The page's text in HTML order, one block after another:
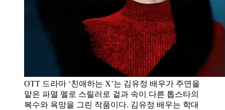
OTT 드라마 ‘친애하는 X’는 김유정 배우가 주연을
맡은 파멸 멜로 스릴러로 겉과 속이 다른 톱스타의
복수와 욕망을 그린 작품이다. 김유정 배우는 학대